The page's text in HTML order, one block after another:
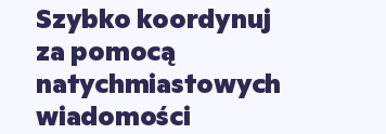
Szybko koordynuj
za pomocą
natychmiastowych
wiadomości